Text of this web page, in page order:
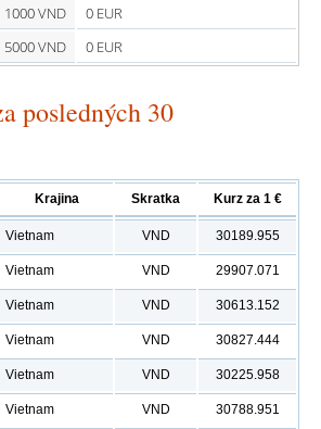
1000 VND
0 EUR
5000 VND
0 EUR
posledných 30
Krajina Skratka Kurz za 1 €
Vietnam VND 30189.955
Vietnam VND 29907.071
Vietnam VND 30613.152
Vietnam VND 30827.444
Vietnam VND 30225.958
Vietnam VND 30788.951